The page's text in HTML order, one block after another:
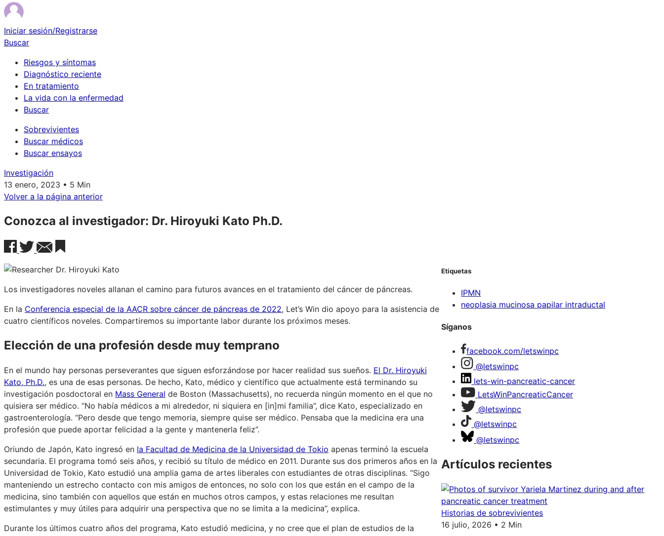
Iniciar sesión/Registrarse
Buscar
Riesgos y síntomas
Diagnóstico reciente
En tratamiento
La vida con la enfermedad
Buscar
Sobrevivientes
Buscar médicos
Buscar ensayos
Investigación
13 enero, 2023 • 5 Min
Volver a la página anterior
Conozca al investigador: Dr. Hiroyuki Kato Ph.D.
Los investigadores noveles allanan el camino para futuros avances en el tratamiento del cáncer de páncreas.
En la Conferencia especial de la AACR sobre cáncer de páncreas de 2022, Let’s Win dio apoyo para la asistencia de
cuatro científicos noveles. Compartiremos su importante labor durante los próximos meses.
Elección de una profesión desde muy temprano
En el mundo hay personas perseverantes que siguen esforzándose por hacer realidad sus sueños. El Dr. Hiroyuki
Kato, Ph.D., es una de esas personas. De hecho, Kato, médico y científico que actualmente está terminando su
investigación posdoctoral en Mass General de Boston (Massachusetts), no recuerda ningún momento en el que no
quisiera ser médico. “No había médicos a mi alrededor, ni siquiera en [in]mi familia”, dice Kato, especializado en
gastroenterología. “Pero desde que tengo memoria, siempre quise ser médico. Pensaba que la medicina era una
profesión que puede aportar felicidad a la gente y mantenerla feliz”.
Oriundo de Japón, Kato ingresó en la Facultad de Medicina de la Universidad de Tokio apenas terminó la escuela
secundaria. El programa tomó seis años, y recibió su título de médico en 2011. Durante sus dos primeros años en la
Universidad de Tokio, Kato estudió una amplia gama de artes liberales con estudiantes de otras disciplinas. “Sigo
manteniendo un estrecho contacto con mis amigos de entonces, no solo con los que están en el campo de la
medicina, sino también con aquellos que están en muchos otros campos, y estas relaciones me resultan
estimulantes y muy útiles para adquirir una perspectiva que no se limita a la medicina”, explica.
Durante los últimos cuatro años del programa, Kato estudió medicina, y no cree que el plan de estudios de la
Etiquetas
IPMN
neoplasia mucinosa papilar intraductal
Síganos
facebook.com/letswinpc
@letswinpc
lets-win-pancreatic-cancer
LetsWinPancreaticCancer
@letswinpc
@letswinpc
@letswinpc
Artículos recientes
Historias de sobrevivientes
16 julio, 2026 • 2 Min